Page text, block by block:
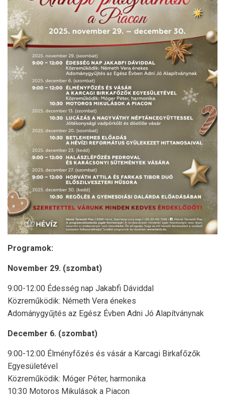
Programok:
November 29. (szombat)
9:00-12:00 Édesség nap Jakabfi Dáviddal
Közreműködik: Németh Vera énekes
Adománygyűjtés az Egész Évben Adni Jó Alapítványnak
December 6. (szombat)
9:00-12:00 Élményfőzés és vásár a Karcagi Birkafőzők
Egyesületével
Közreműködik: Móger Péter, harmonika
10:30 Motoros Mikulások a Piacon